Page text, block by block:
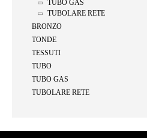
TUBO GAS
TUBOLARE RETE
BRONZO
TONDE
TESSUTI
TUBO
TUBO GAS
TUBOLARE RETE